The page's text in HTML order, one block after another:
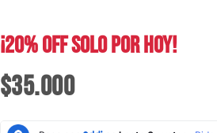
¡20% OFF SOLO POR HOY!
$35.000